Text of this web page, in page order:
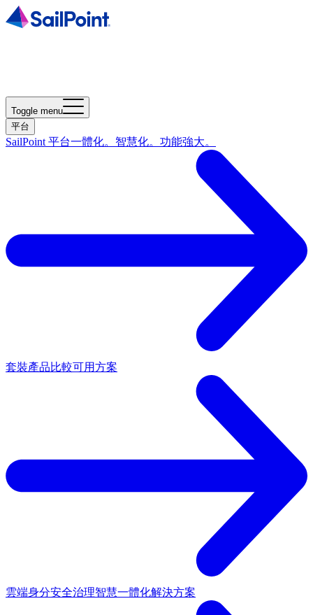
Toggle menu
平台
SailPoint 平台一體化。智慧化。功能強大。
套裝產品比較可用方案
雲端身分安全治理智慧一體化解決方案